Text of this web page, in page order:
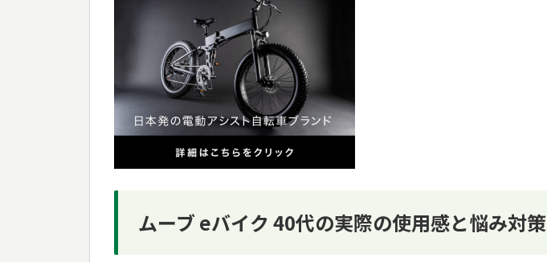
ムーブ eバイク 40代の実際の使用感と悩み対策